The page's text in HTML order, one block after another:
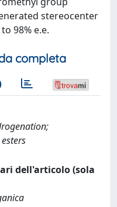
stereocenter
98% e.e.
completa
dell'articolo (sola